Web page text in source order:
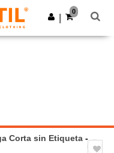
Descargar app
0
Corta sin Etiqueta -